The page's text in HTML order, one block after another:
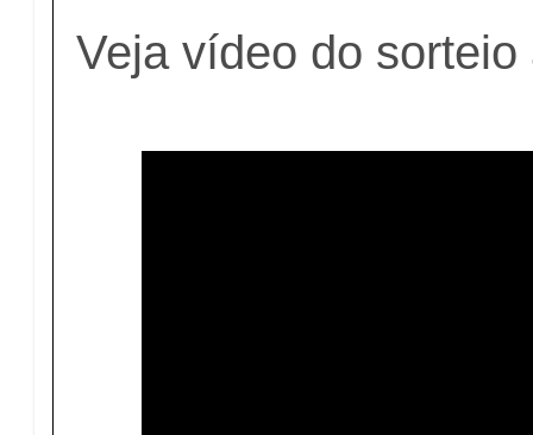
Veja vídeo do sorteio